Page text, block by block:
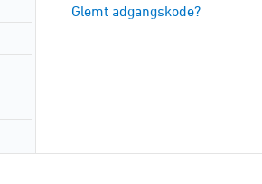
Glemt adgangskode?